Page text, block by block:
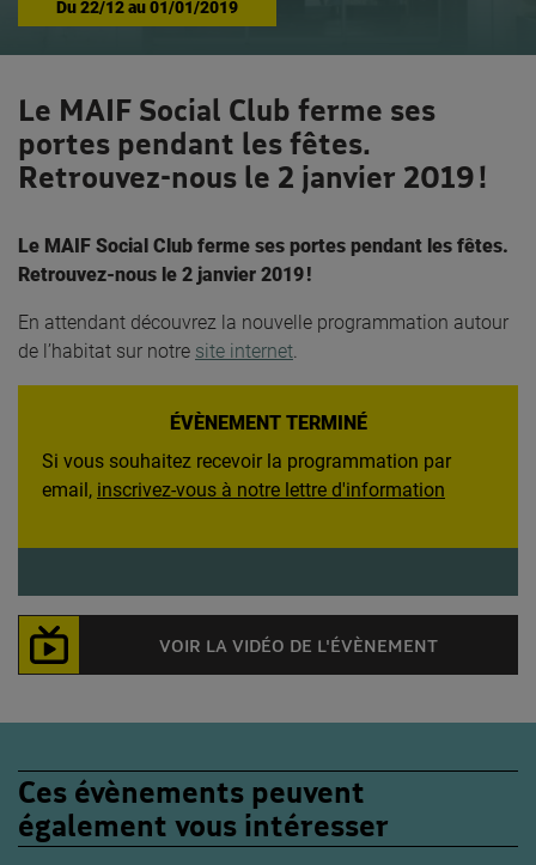
Du22/12au01/01/2019
Le MAIF Social Club ferme ses
portes pendant les fêtes.
Retrouvez-nous le 2 janvier 2019 !
Le MAIF Social Club ferme ses portes pendant les fêtes.
Retrouvez-nous le 2 janvier 2019 !
En attendant découvrez la nouvelle programmation autour
de l’habitat sur notre site internet.
ÉVÈNEMENT TERMINÉ
Si vous souhaitez recevoir la programmation par
email, inscrivez-vous à notre lettre d'information
VOIR LA VIDÉO DE L'ÉVÈNEMENT
Ces évènements peuvent
également vous intéresser